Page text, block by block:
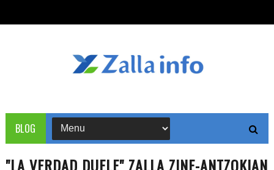
BLOG
"LA VERDAD DUELE" ZALLA ZINE-ANTZOKIAN